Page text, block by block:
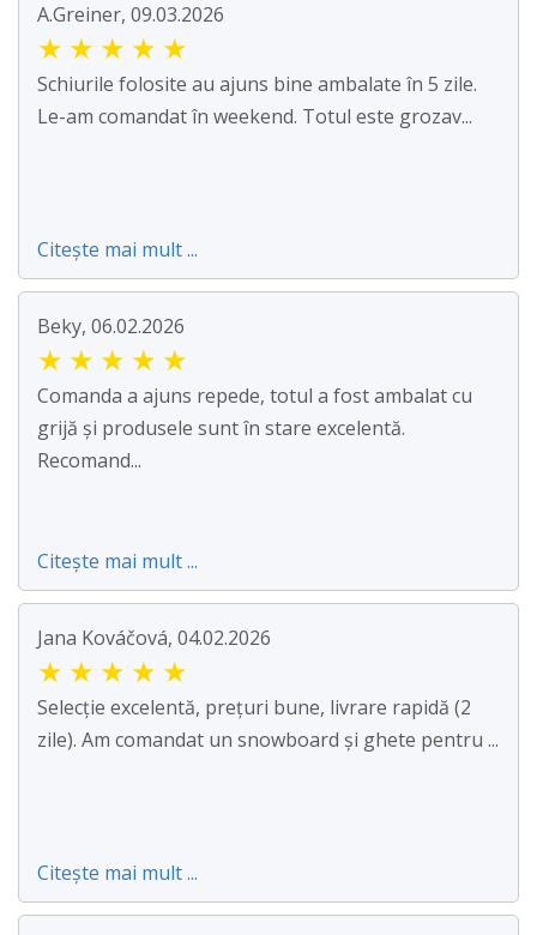
A.Greiner, 09.03.2026
★ ★ ★ ★ ★
Schiurile folosite au ajuns bine ambalate în 5 zile.
Le-am comandat în weekend. Totul este grozav...
Citește mai mult ...
Beky, 06.02.2026
★ ★ ★ ★ ★
Comanda a ajuns repede, totul a fost ambalat cu
grijă și produsele sunt în stare excelentă.
Recomand...
Citește mai mult ...
Jana Kováčová, 04.02.2026
★ ★ ★ ★ ★
Selecție excelentă, prețuri bune, livrare rapidă (2
zile). Am comandat un snowboard și ghete pentru ...
Citește mai mult ...